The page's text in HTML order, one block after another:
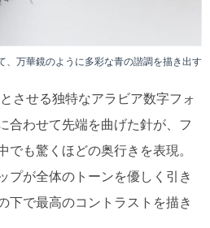
、万華鏡のように多彩な青の諧調を描き出す
させる独特なアラビア数字フォ
合わせて先端を曲げた針が、フ
でも驚くほどの奥行きを表現。
プが全体のトーンを優しく引き
下で最高のコントラストを描き